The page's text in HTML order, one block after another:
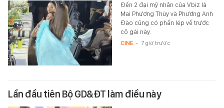
Đến 2 đại mỹ nhân của Vbiz là
Mai Phương Thúy và Phương Anh
Đào cũng có phần lép vế trước
cô gái này.
CINE - 7 giờ trước
Lần đầu tiên Bộ GD&ĐT làm điều này